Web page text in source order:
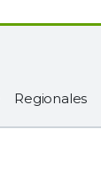
Regionales